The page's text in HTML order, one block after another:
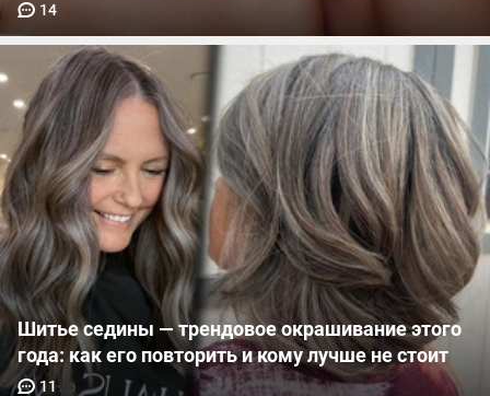
14
Шитье седины — трендовое окрашивание этого
года: как его повторить и кому лучше не стоит
11